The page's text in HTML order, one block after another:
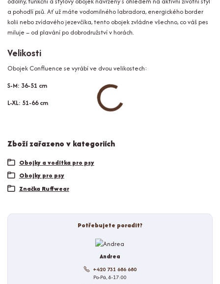
a pohodlí psů. Ať už máte vodomilného labradora, energického border
kolii nebo zvídavého jezevčíka, tento obojek zvládne všechno, co váš pes
miluje – od plavání po dobrodružství v horách.
Velikosti
Obojek Confluence se vyrábí ve dvou velikostech:
S-M: 36-51 cm
L-XL: 51-66 cm
Zboží zařazeno v kategoriích
Obojky a vodítka pro psy
Obojky pro psy
Značka Ruffwear
Potřebujete poradit?
Andrea
+420 731 686 680
Po-Pá, 8-17:00